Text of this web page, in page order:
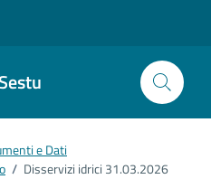
e Dati
/ Disservizi idrici 31.03.2026